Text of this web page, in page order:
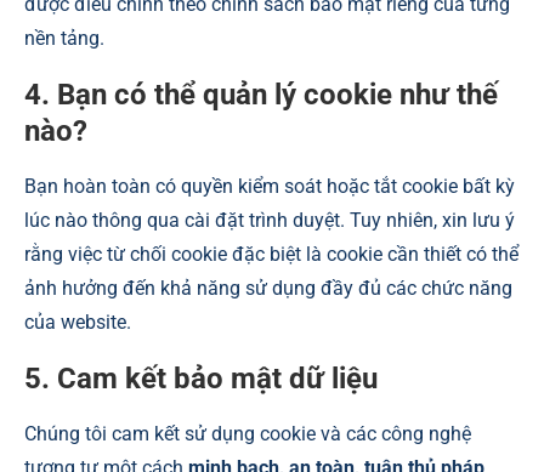
nền tảng.
4. Bạn có thể quản lý cookie như thế
nào?
Bạn hoàn toàn có quyền kiểm soát hoặc tắt cookie bất kỳ
lúc nào thông qua cài đặt trình duyệt. Tuy nhiên, xin lưu ý
rằng việc từ chối cookie đặc biệt là cookie cần thiết có thể
ảnh hưởng đến khả năng sử dụng đầy đủ các chức năng
của website.
5. Cam kết bảo mật dữ liệu
Chúng tôi cam kết sử dụng cookie và các công nghệ